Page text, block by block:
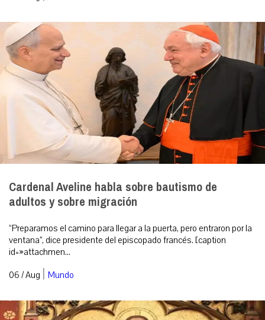
Cardenal Aveline habla sobre bautismo de
adultos y sobre migración
“Preparamos el camino para llegar a la puerta, pero entraron por la
ventana”, dice presidente del episcopado francés. [caption
id=»attachmen...
06 / Aug | Mundo